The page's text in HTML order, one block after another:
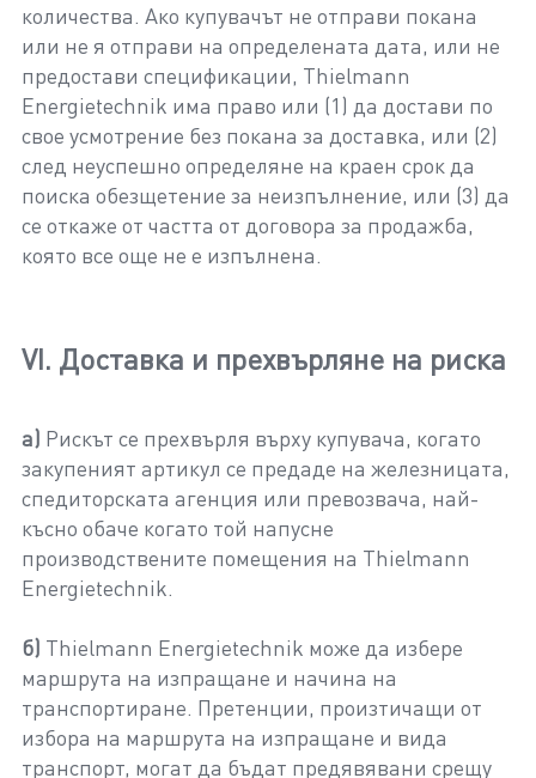
количества. Ако купувачът не отправи покана
или не я отправи на определената дата, или не
предостави спецификации, Thielmann
Energietechnik има право или (1) да достави по
свое усмотрение без покана за доставка, или (2)
след неуспешно определяне на краен срок да
поиска обезщетение за неизпълнение, или (3) да
се откаже от частта от договора за продажба,
която все още не е изпълнена.
VI. Доставка и прехвърляне на риска
а) Рискът се прехвърля върху купувача, когато
закупеният артикул се предаде на железницата,
спедиторската агенция или превозвача, най-
късно обаче когато той напусне
производствените помещения на Thielmann
Energietechnik.
б) Thielmann Energietechnik може да избере
маршрута на изпращане и начина на
транспортиране. Претенции, произтичащи от
избора на маршрута на изпращане и вида
транспорт, могат да бъдат предявявани срещу